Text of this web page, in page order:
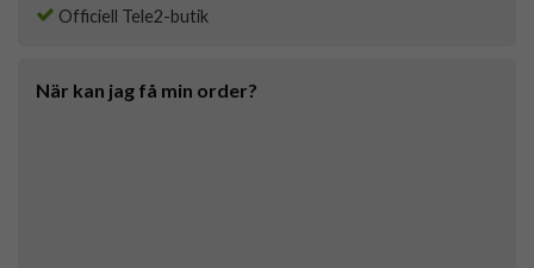
Officiell Tele2-butik
När kan jag få min order?